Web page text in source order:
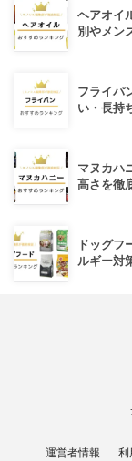
ヘアオイ
別やメン
フライパ
い・長持
マヌカハ
高さを徹
ドッグフ
ルギー対
運営者情報 利